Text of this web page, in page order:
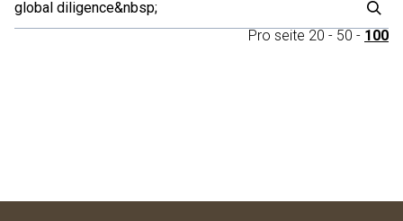
Pro seite 20 - 50 - 100